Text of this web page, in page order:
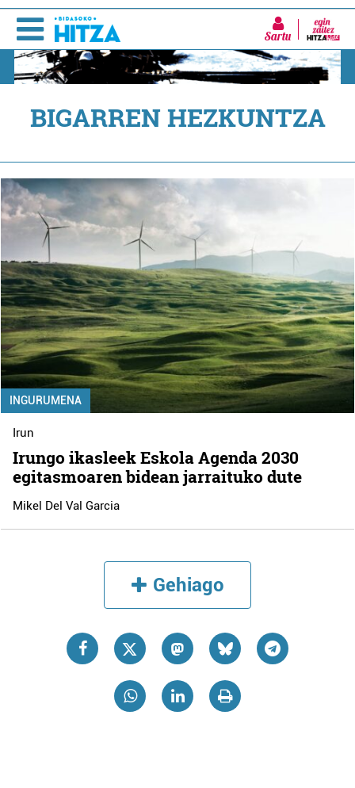
Sartu
BIGARREN HEZKUNTZA
INGURUMENA
Irun
Irungo ikasleek Eskola Agenda 2030
egitasmoaren bidean jarraituko dute
Mikel Del Val Garcia
Gehiago